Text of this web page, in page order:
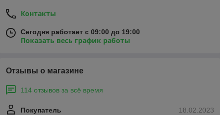
Контакты
Сегодня работает с 09:00 до 19:00
Показать весь график работы
Отзывы о магазине
114 отзывов за всё время
18.02.2023
Покупатель